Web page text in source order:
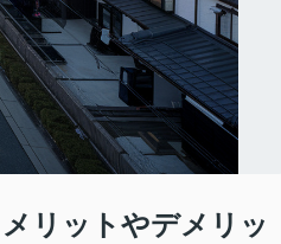
リットやデメリッ